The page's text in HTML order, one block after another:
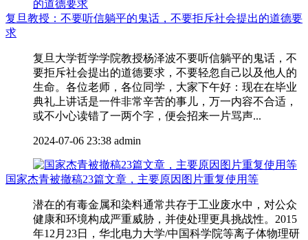
复旦教授：不要听信躺平的鬼话，不要拒斥社会提出的道德要
求
复旦大学哲学学院教授杨泽波不要听信躺平的鬼话，不
要拒斥社会提出的道德要求，不要轻忽自己以及他人的
生命。各位老师，各位同学，大家下午好：现在在毕业
典礼上讲话是一件非常辛苦的事儿，万一内容不合适，
或不小心读错了一两个字，便会招来一片骂声...
2024-07-06 23:38 admin
国家杰青被撤稿23篇文章，主要原因图片重复使用等
潜在的有毒金属和染料通常共存于工业废水中，对公众
健康和环境构成严重威胁，并使处理更具挑战性。2015
年12月23日，华北电力大学/中国科学院等离子体物理研